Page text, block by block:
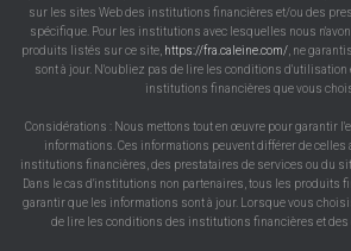
sur les sites Web des institutions financières et/ou des
spécifique. Pour les institutions avec lesquelles nous
produits listés sur ce site, https://fra.caleine.com/, ne
sont à jour. N'oubliez pas de lire les conditions d'utilisation
institutions financières que vous
Considérations : Nous mettons tout en œuvre pour garantir
informations. Ces informations peuvent différer de
institutions financières, des prestataires de services ou du
Dans le cas d'institutions non partenaires, tous les produits
garantir que les informations sont à jour. Lorsque vous
de lire les conditions des institutions financières et des